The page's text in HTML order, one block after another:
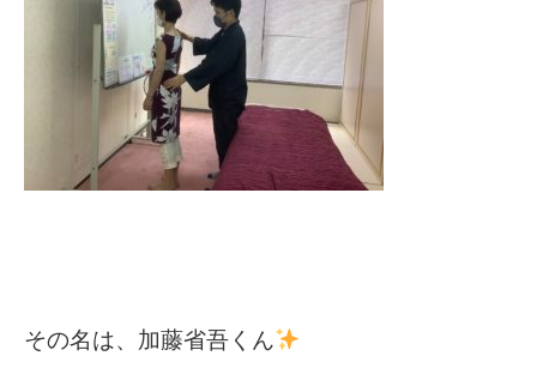
その名は、加藤省吾くん